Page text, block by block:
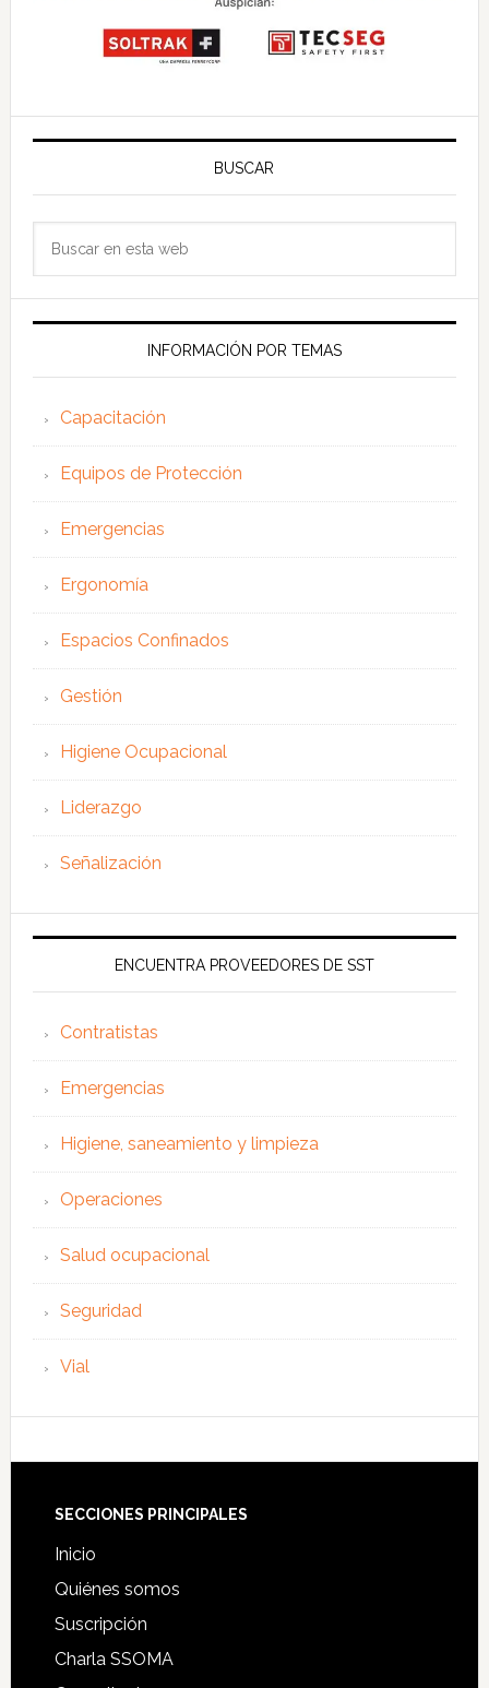
BUSCAR
web
INFORMACIÓN POR TEMAS
Capacitación
Equipos de Protección
Emergencias
Ergonomía
Espacios Confinados
Gestión
Higiene Ocupacional
Liderazgo
Señalización
ENCUENTRA PROVEEDORES DE SST
Contratistas
Emergencias
Higiene, saneamiento y limpieza
Operaciones
Salud ocupacional
Seguridad
Vial
Footer
SECCIONES PRINCIPALES
Inicio
Quiénes somos
Suscripción
Charla SSOMA